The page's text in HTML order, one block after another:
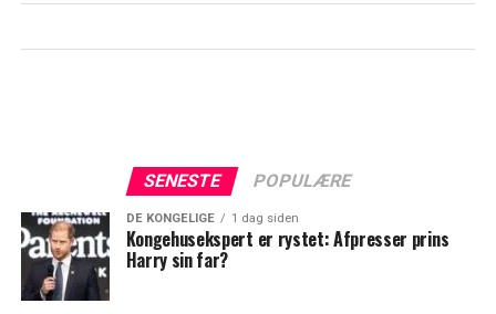
SENESTE POPULÆRE
DE KONGELIGE 1 dag siden
Kongehusekspert er rystet: Afpresser prins
Harry sin far?